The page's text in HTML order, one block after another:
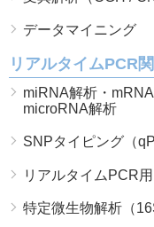
データマイニング
リアルタイムPCR
miRNA解析・
microRNA解析
SNPタイピング（
リアルタイムPCR
特定微生物解析（